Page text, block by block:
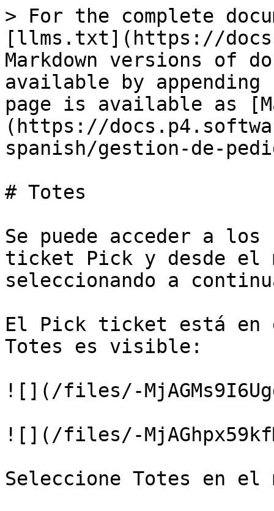
> For the complete
[llms.txt](https://
Markdown versions of
available by
page is available as
(https://
spanish/gestion-de-
# Totes
Se puede acceder a los
ticket Pick y desde el
seleccionando a
El Pick ticket está en
Totes es visible:
![](/files/-
![](/files/-
Seleccione Totes en el